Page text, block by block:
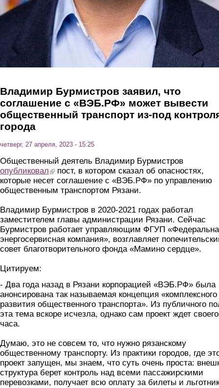
Владимир Бурмистров заявил, что
соглашение с «ВЭБ.РФ» может вывести
общественный транспорт из-под
города
четверг, 27 апреля, 2023 - 15:25
Общественный деятель Владимир Бурмистров
опубликовал (link is external)
пост, в котором сказал об опасностях,
которые несет соглашение с «ВЭБ.РФ» по управлению
общественным транспортом Рязани.
Владимир Бурмистров в 2020-2021 годах работал
заместителем главы администрации Рязани. Сейчас
Бурмистров работает управляющим ФГУП
энергосервисная компания», возглавляет
совет благотворительного фонда «Мамино сердце».
Цитируем:
- Два года назад в Рязани корпорацией «ВЭБ.РФ» была
анонсирована так называемая концепция «комплексного
развития общественного транспорта». Из публичного
эта тема вскоре исчезла, однако сам проект ждет своего
часа.
Думаю, это не совсем то, что нужно рязанскому
общественному транспорту. Из практики городов, где
проект запущен, мы знаем, что суть очень проста:
структура берет контроль над всеми пассажирскими
перевозками, получает всю оплату за билеты и